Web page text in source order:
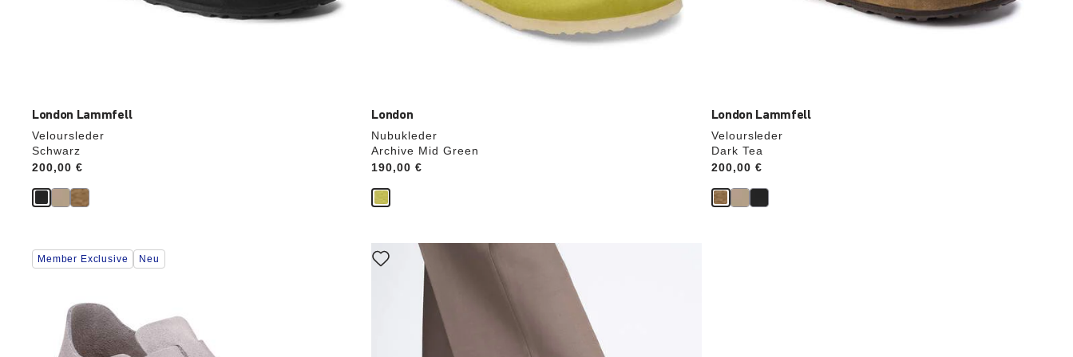
London Lammfell
Veloursleder
Schwarz
Price:
200,00 €
London
Nubukleder
Archive Mid Green
Price:
190,00 €
London Lammfell
Veloursleder
Dark Tea
Price:
200,00 €
Durch
Anklicken
werden
Produktbilder
aktualisiert.
Member Exclusive Neu